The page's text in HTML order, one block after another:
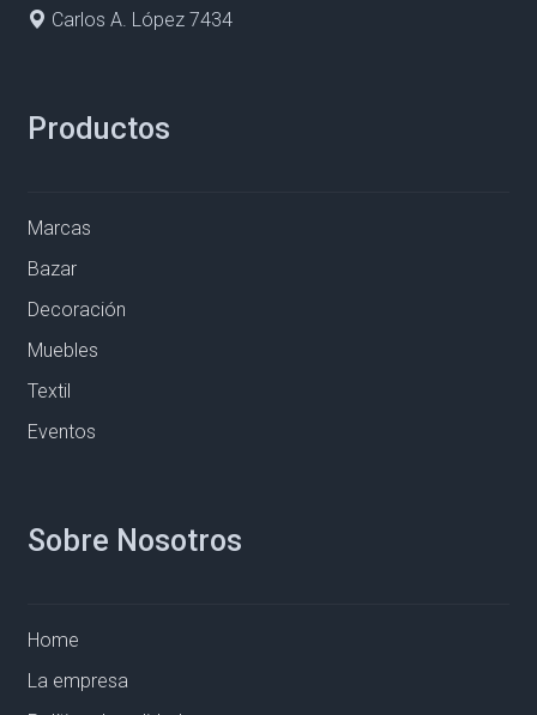
Carlos A. López 7434
Productos
Marcas
Bazar
Decoración
Muebles
Textil
Eventos
Sobre Nosotros
Home
La empresa